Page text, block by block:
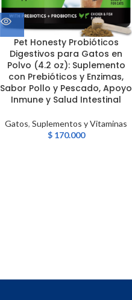
Pet Honesty Probióticos
Digestivos para Gatos en
Polvo (4.2 oz): Suplemento
con Prebióticos y Enzimas,
Sabor Pollo y Pescado, Apoyo
Inmune y Salud Intestinal
Gatos, Suplementos y Vitaminas
$170.000